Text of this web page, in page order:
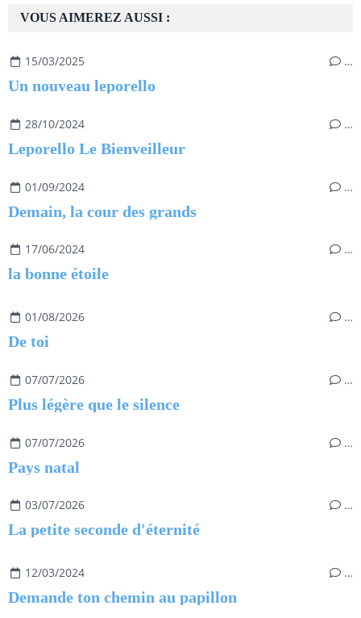
VOUS AIMEREZ AUSSI :
15/03/2025 …
Un nouveau leporello
28/10/2024 …
Leporello Le Bienveilleur
01/09/2024 …
Demain, la cour des grands
17/06/2024 …
la bonne étoile
01/08/2026 …
De toi
07/07/2026 …
Plus légère que le silence
07/07/2026 …
Pays natal
03/07/2026 …
La petite seconde d'éternité
12/03/2024 …
Demande ton chemin au papillon